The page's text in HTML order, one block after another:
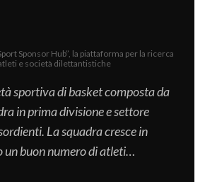
Sponsor Hub”, la piattaforma per la ricerca
e società dilettantistiche
sportiva di basket composta da
in prima divisione e settore
La squadra cresce in
un buon numero di atleti…